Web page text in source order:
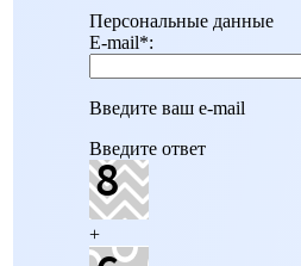
Персональные данные
E-mail*:
Введите ваш e-mail
Введите ответ
+